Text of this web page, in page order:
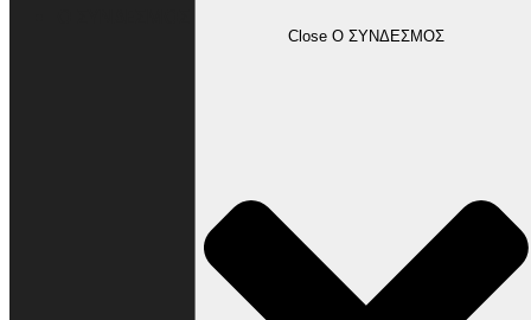
Close Ο ΣΥΝΔΕΣΜΟΣ